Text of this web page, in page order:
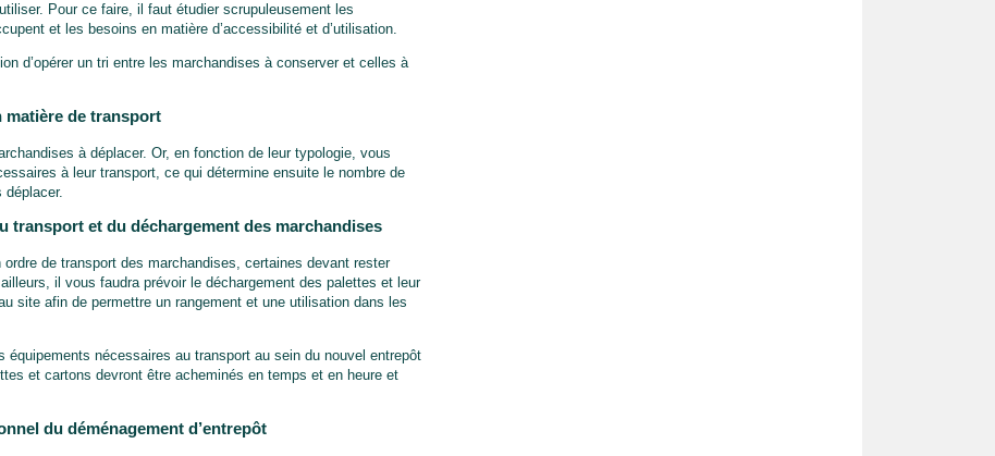
Pour ce faire, il faut étudier scrupuleusement les
et les besoins en matière d’accessibilité et d’utilisation.
d’opérer un tri entre les marchandises à conserver et celles à
matière de transport
à déplacer. Or, en fonction de leur typologie, vous
à leur transport, ce qui détermine ensuite le nombre de
déplacer.
transport et du déchargement des marchandises
ordre de transport des marchandises, certaines devant rester
il vous faudra prévoir le déchargement des palettes et leur
site afin de permettre un rangement et une utilisation dans les
nécessaires au transport au sein du nouvel entrepôt
et cartons devront être acheminés en temps et en heure et
du déménagement d’entrepôt